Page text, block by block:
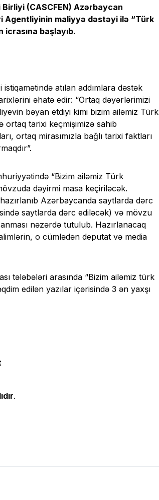
(CASCFEN) Azərbaycan
Agentliyinin maliyyə dəstəyi ilə “Türk
icrasına başlayıb.
atılan addımlara dəstək
əhatə edir: “Ortaq dəyərlərimizi
bəyan etdiyi kimi bizim ailəmiz Türk
ortaq tarixi keçmişimizə sahib
ortaq mirasımızla bağlı tarixi faktları
“Bizim ailəmiz Türk
dəyirmi masa keçiriləcək.
Azərbaycanda saytlarda dərc
saytlarda dərc ediləcək) və mövzu
nəzərdə tutulub. Hazırlanacaq
o cümlədən deputat və media
tələbələri arasında “Bizim ailəmiz türk
edilən yazılar içərisində 3 ən yaxşı
.